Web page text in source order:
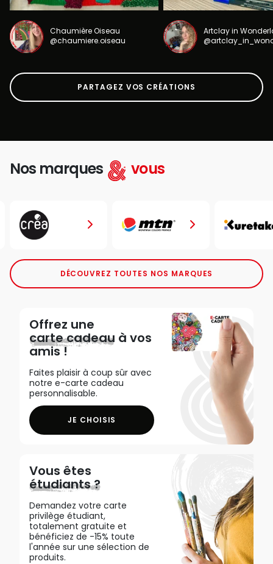
Chaumière Oiseau
@chaumiere.oiseau
Artclay in
PARTAGEZ VOS CRÉATIONS
Nos marques vous
DÉCOUVREZ TOUTES NOS MARQUES
Offrez une
carte cadeau à vos
amis !
Faites plaisir à coup sûr avec
notre e-carte cadeau
personnalisable.
JE CHOISIS
Vous êtes
étudiants ?
Demandez votre carte
privilège étudiant,
totalement gratuite et
bénéficiez de -15% toute
l'année sur une sélection de
produits.